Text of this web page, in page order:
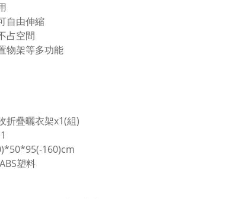
自由伸縮
占空間
物架等多功能
折疊曬衣架x1(組)
160)cm
塑料